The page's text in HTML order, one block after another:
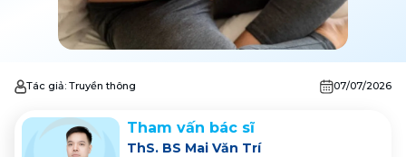
Tác giả: Truyền thông 07/07/2026
Tham vấn bác sĩ
ThS. BS Mai Văn Trí